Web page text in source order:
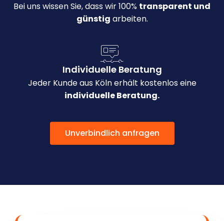
Bei uns wissen Sie, dass wir 100% transparent und
günstig arbeiten.
Individuelle Beratung
Jeder Kunde aus Köln erhält kostenlos eine
individuelle Beratung.
Unverbindlich anfragen